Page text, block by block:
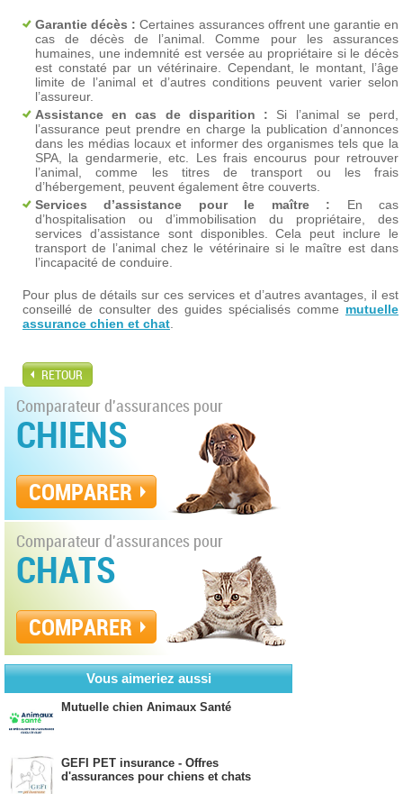
Garantie décès : Certaines assurances offrent une garantie en
cas de décès de l’animal. Comme pour les assurances
humaines, une indemnité est versée au propriétaire si le décès
est constaté par un vétérinaire. Cependant, le montant, l’âge
limite de l’animal et d’autres conditions peuvent varier selon
l’assureur.
Assistance en cas de disparition : Si l’animal se perd,
l’assurance peut prendre en charge la publication d’annonces
dans les médias locaux et informer des organismes tels que la
SPA, la gendarmerie, etc. Les frais encourus pour retrouver
l’animal, comme les titres de transport ou les frais
d’hébergement, peuvent également être couverts.
Services d’assistance pour le maître : En cas
d’hospitalisation ou d’immobilisation du propriétaire, des
services d’assistance sont disponibles. Cela peut inclure le
transport de l’animal chez le vétérinaire si le maître est dans
l’incapacité de conduire.
Pour plus de détails sur ces services et d’autres avantages, il est
conseillé de consulter des guides spécialisés comme mutuelle
assurance chien et chat
RETOUR
Comparateur d'assurances pour
CHIENS
COMPARER
Comparateur d'assurances pour
CHATS
COMPARER
Vous aimeriez aussi
Mutuelle chien Animaux Santé
GEFI PET insurance - Offres
d'assurances pour chiens et chats